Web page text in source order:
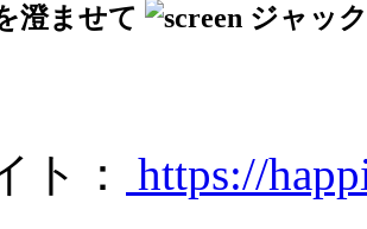
澄ませて
ト：
https://